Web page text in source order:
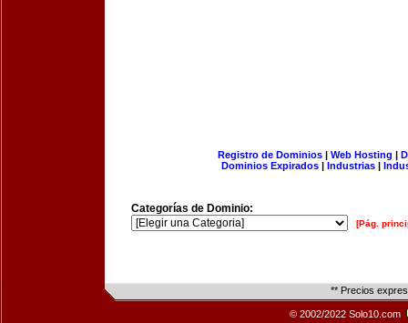
Registro de Dominios| Web Hosting |
Dominios Expirados | Industrias |
Categorías de Dominio:
[Pág.
** Precios
© 2002/2022 Solo10.com